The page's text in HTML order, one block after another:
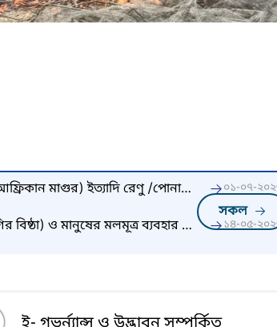
সকল
মাগুর) ইত্যাদি রেণু /পোনা
হলো।
০১-০৭-
ও মানুষের মলমূত্র ব্যবহার না
১৪-০৫-